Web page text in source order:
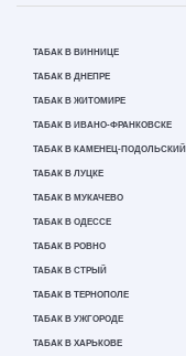
ТАБАК В ВИННИЦЕ
ТАБАК В ДНЕПРЕ
ТАБАК В ЖИТОМИРЕ
ТАБАК В ИВАНО-ФРАНКОВСКЕ
ТАБАК В КАМЕНЕЦ-ПОДОЛЬСКИЙ
ТАБАК В ЛУЦКЕ
ТАБАК В МУКАЧЕВО
ТАБАК В ОДЕССЕ
ТАБАК В РОВНО
ТАБАК В СТРЫЙ
ТАБАК В ТЕРНОПОЛЕ
ТАБАК В УЖГОРОДЕ
ТАБАК В ХАРЬКОВЕ